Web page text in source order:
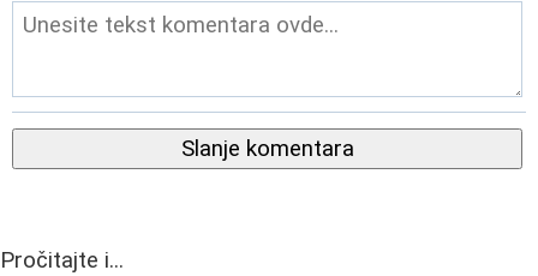
Slanje komentara
Pročitajte i...